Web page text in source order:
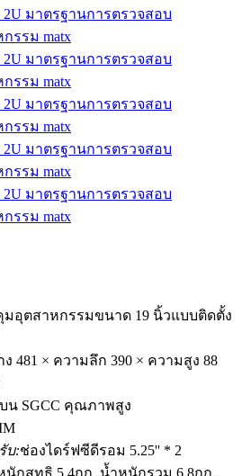
อุตสาหกรรมขนาด 19 นิ้วแบบติดตั้ง
481 × ความลึก 390 × ความสูง 88
น SGCC คุณภาพสูง
บ:ช่องไดร์ฟซีดีรอม 5.25'' * 2
นักสุทธิ 5.4กก. น้ำหนักรวม 6.8กก.